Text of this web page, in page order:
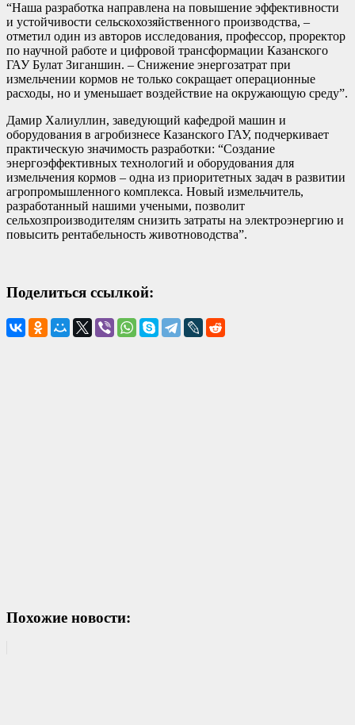
“Наша разработка направлена на повышение эффективности
и устойчивости сельскохозяйственного производства, –
отметил один из авторов исследования, профессор, проректор
по научной работе и цифровой трансформации Казанского
ГАУ Булат Зиганшин. – Снижение энергозатрат при
измельчении кормов не только сокращает операционные
расходы, но и уменьшает воздействие на окружающую среду”.
Дамир Халиуллин, заведующий кафедрой машин и
оборудования в агробизнесе Казанского ГАУ, подчеркивает
практическую значимость разработки: “Создание
энергоэффективных технологий и оборудования для
измельчения кормов – одна из приоритетных задач в развитии
агропромышленного комплекса. Новый измельчитель,
разработанный нашими учеными, позволит
сельхозпроизводителям снизить затраты на электроэнергию и
повысить рентабельность животноводства”.
Поделиться ссылкой:
Похожие новости: